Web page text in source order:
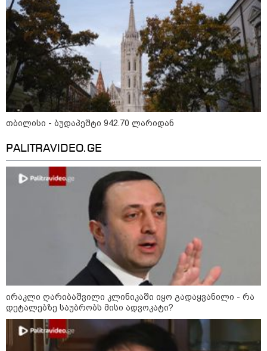
19:42 / 06-08-2026
"იმნაძემ მის მეგობრებს
ალექსანდრე გაბაშვილს და
გიორგი მალანიას უთხრა,
თითქოსდა მისი მასწავლებელი,
გიგა ავალიანი ზედმეტ
ყურადღებას იჩენდა მის
მიმართ, რითაც გაბაშვილი
წააქეზა" - პროკურატურა
19:33 / 06-08-2026
რა სასჯელი ემუქრება ნია
იმნაძეს? - პროკურატურამ მას
19:30 / 06-08-2026
გიგა ავალიანის საქმეზე ნია
იმნაძეს და ანასტასია
ბერუაშვილს ბრალდება
წარუდგინეს
15:54 / 06-08-2026
"ბრალი არის აბურდული -
სამწუხაროა, რომ სრულიად
უდანაშაულო ბავშვის ცხოვრება
დაანგრიეს"- გიგა ავალიანის
საქმეზე დაკავებული ანასტასია
ბერუაშვილის ადვოკატი
თბილისი - ბუდაპეშტი 942.70 ლარიდან
PALITRAVIDEO.GE
ირაკლი ღარიბაშვილი კლინიკაში იყო გადაყვანილი - რა
დეტალებზე საუბრობს მისი ადვოკატი?